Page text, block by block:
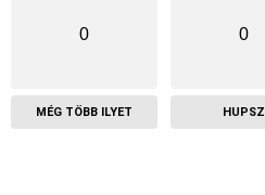
0
MÉG TÖBB ILYET
0
HUPSZ